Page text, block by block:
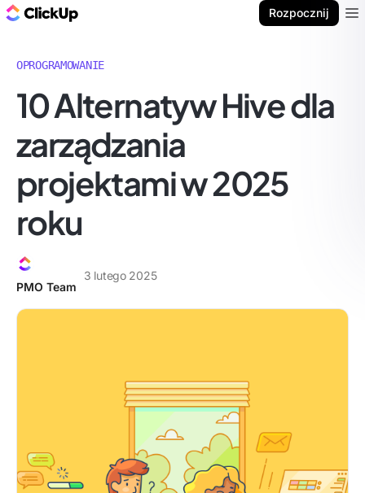
Rozpocznij
OPROGRAMOWANIE
10 Alternatyw Hive dla
zarządzania
projektami w 2025
roku
PMO Team
3 lutego 2025